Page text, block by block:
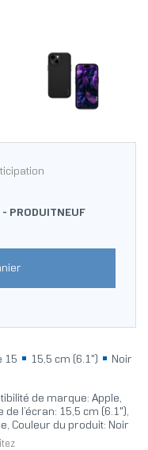
- PRODUITNEUF
15 15,5 cm (6.1") Noir
de marque: Apple,
l’écran: 15,5 cm (6.1"),
Couleur du produit: Noir